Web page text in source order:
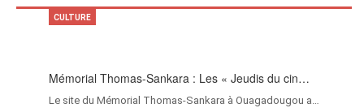
Mémorial Thomas-Sankara : Les « Jeudis du cin…
Le site du Mémorial Thomas-Sankara à Ouagadougou a…
CULTURE